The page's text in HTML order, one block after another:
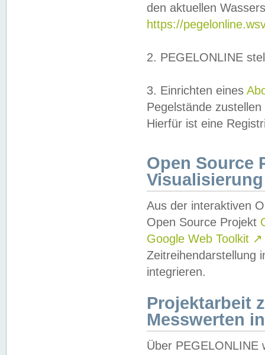
den aktuellen
https://
2. PEGELONLINE
3. Einrichten eines
Pegelstände
Hierfür ist eine
Open Source
Visualisierung
Aus der interaktiven
Open Source Projekt
Google Web Toolkit ↗
Zeitreihendarstellung
integrieren.
Projektarbeit
Messwerten
Über PEGELONLINE